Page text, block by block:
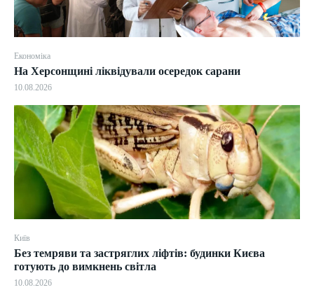
Економіка
На Херсонщині ліквідували осередок сарани
10.08.2026
Київ
Без темряви та застряглих ліфтів: будинки Києва
готують до вимкнень світла
10.08.2026